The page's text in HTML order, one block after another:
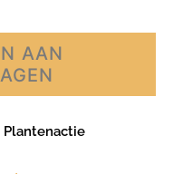
AAN
Plantenactie